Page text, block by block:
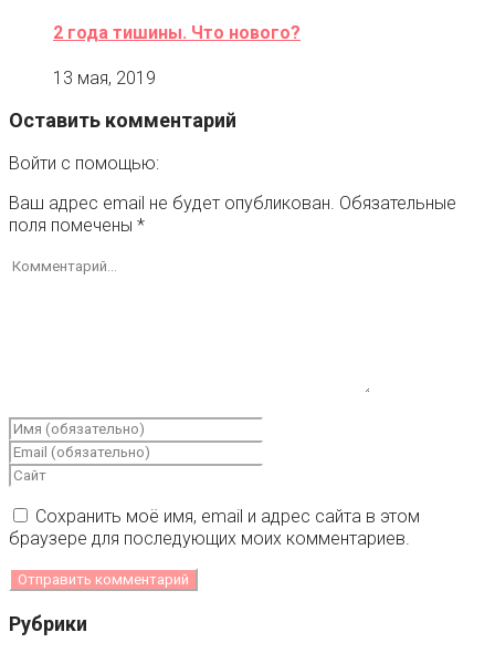
2 года тишины. Что нового?
13 мая, 2019
Оставить комментарий
Войти с помощью:
Ваш адрес email не будет опубликован. Обязательные
поля помечены *
Сохранить моё имя, email и адрес сайта в этом
браузере для последующих моих комментариев.
Рубрики